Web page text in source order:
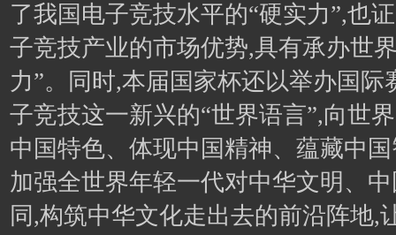
了我国电子竞技水平的“硬实力”,也
子竞技产业的市场优势,具有承办世
力”。同时,本届国家杯还以举办国际
子竞技这一新兴的“世界语言”,向世
中国特色、体现中国精神、蕴藏中
加强全世界年轻一代对中华文明、
同,构筑中华文化走出去的前沿阵地,